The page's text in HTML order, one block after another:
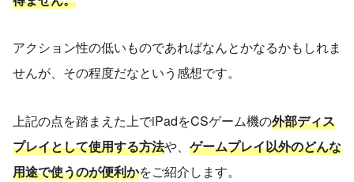
アクション性の低いものであればなんとかなるかもしれま
せんが、その程度だなという感想です。
上記の点を踏まえた上でiPadをCSゲーム機の外部ディス
プレイとして使用する方法や、 ゲームプレイ以外のどんな
用途で使うのが便利かをご紹介します。